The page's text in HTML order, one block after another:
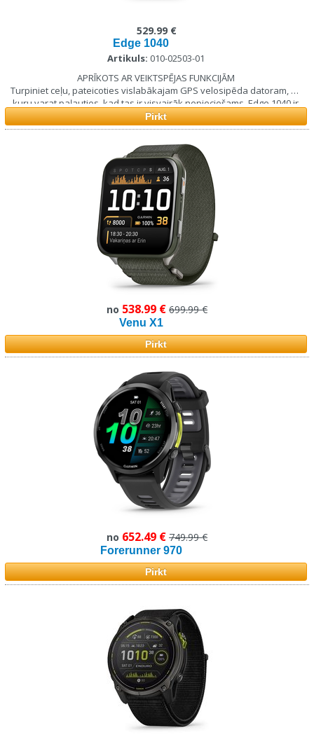
Edge 1040
Artikuls: 010-02503-01
APRĪKOTS AR VEIKTSPĒJAS FUNKCIJĀM
Turpiniet ceļu, pateicoties vislabākajam GPS velosipēda datoram, uz
kuru varat paļauties, kad tas ir visvairāk nepieciešams. Edge 1040 ir
gatavs jebkuram braucienam — gan pa attāliem grants ceļiem, gan
stāviem pacēlumiem.
529.99 €
Pirkt
Venu X1
no 538.99 € 699.99 €
Pirkt
Forerunner 970
no 652.49 € 749.99 €
Pirkt